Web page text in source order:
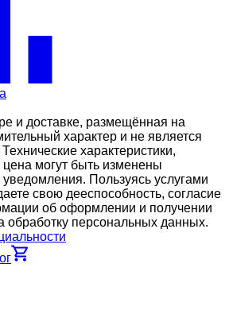
и доставке, размещённая на
характер и не является
характеристики,
цена могут быть изменены
Пользуясь услугами
свою дееспособность, согласие
об оформлении и получении
обработку персональных данных.